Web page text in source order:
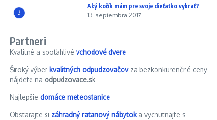
3
Aký kočík mám pre svoje dieťatko vybrať?
13. septembra 2017
Partneri
Kvalitné a spoľahlivé vchodové dvere
Široký výber kvalitných odpudzovačovza bezkonkurenčné ceny
nájdete na odpudzovace.sk
Najlepšie domáce meteostanice
Obstarajte si záhradný ratanový nábytoka vychutnajte si